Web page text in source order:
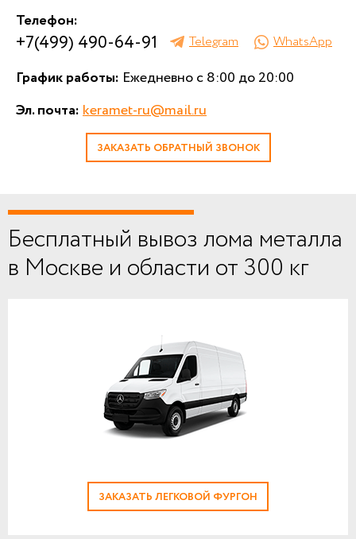
Телефон:
+7(499) 490-64-91 Telegram WhatsApp
График работы: Ежедневно с 8:00 до 20:00
Эл. почта:keramet-ru@mail.ru
ЗАКАЗАТЬ ОБРАТНЫЙ ЗВОНОК
Бесплатный вывоз лома металла
в Москве и области от 300 кг
ЗАКАЗАТЬ ЛЕГКОВОЙ ФУРГОН